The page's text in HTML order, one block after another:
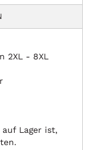
2XL - 8XL
Lager ist,